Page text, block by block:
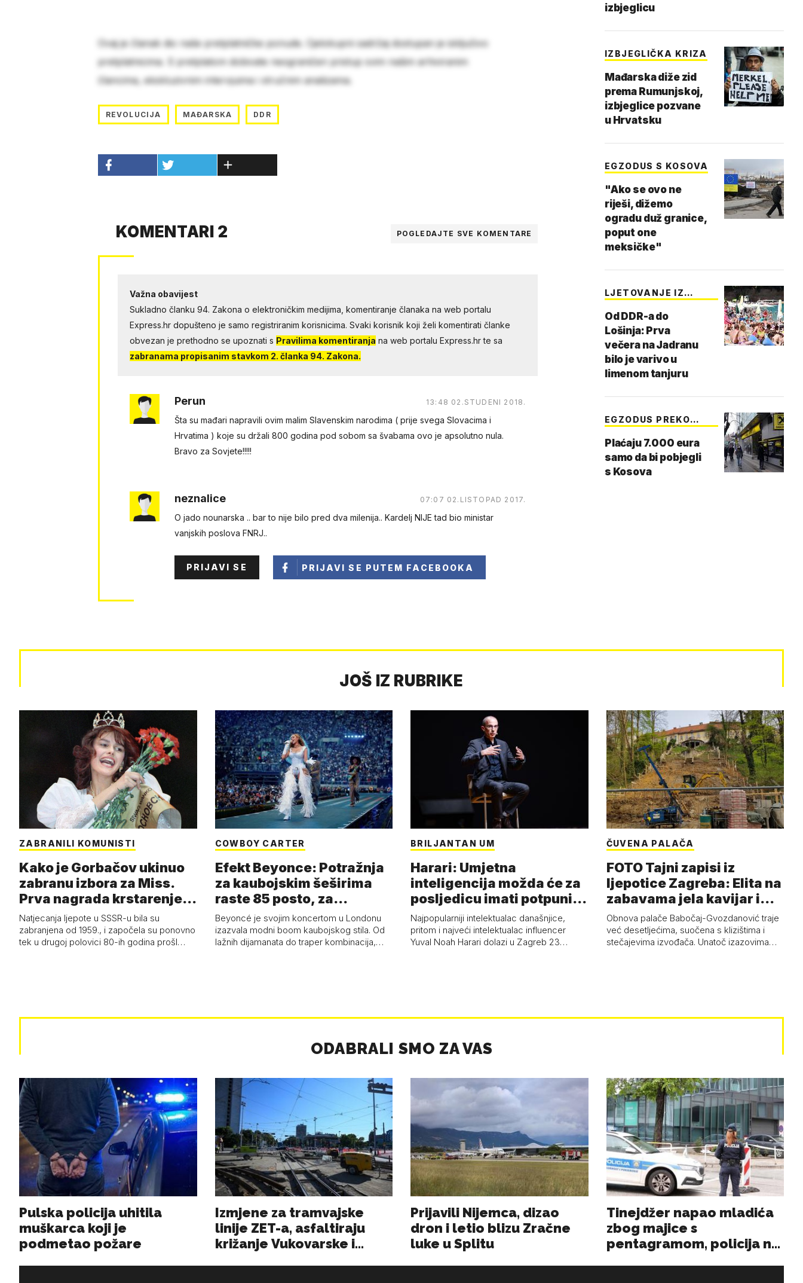
Ovaj je članak dio naše pretplatničke ponude. Cjelokupni sadržaj dostupan je isključivo
pretplatnicima. S pretplatom dobivate neograničen pristup svim našim arhiviranim
člancima, ekskluzivnim intervjuima i stručnim analizama.
REVOLUCIJA MAĐARSKA DDR
KOMENTARI 2 POGLEDAJTE SVE KOMENTARE
Važna obavijest
Sukladno članku 94. Zakona o elektroničkim medijima, komentiranje članaka na web portalu
Express.hr dopušteno je samo registriranim korisnicima. Svaki korisnik koji želi komentirati članke
obvezan je prethodno se upoznati s Pravilima komentiranja na web portalu Express.hr te sa
zabranama propisanim stavkom 2. članka 94. Zakona.
Perun 13:48 02.STUDENI 2018.
Šta su mađari napravili ovim malim Slavenskim narodima ( prije svega Slovacima i
Hrvatima ) koje su držali 800 godina pod sobom sa švabama ovo je apsolutno nula.
Bravo za Sovjete!!!!!
neznalice 07:07 02.LISTOPAD 2017.
O jado nounarska .. bar to nije bilo pred dva milenija.. Kardelj NIJE tad bio ministar
vanjskih poslova FNRJ..
PRIJAVI SE PRIJAVI SE PUTEM FACEBOOKA
izbjeglicu
IZBJEGLIČKA KRIZA
Mađarska diže zid
prema Rumunjskoj,
izbjeglice pozvane
u Hrvatsku
EGZODUS S KOSOVA
"Ako se ovo ne
riješi, dižemo
ogradu duž granice,
poput one
meksičke"
LJETOVANJE IZ
Od DDR-a do
Lošinja: Prva
večera na Jadranu
bilo je varivo u
limenom tanjuru
EGZODUS PREKO
Plaćaju 7.000 eura
samo da bi pobjegli
s Kosova
JOŠ IZ RUBRIKE
ZABRANILI KOMUNISTI
Kako je Gorbačov ukinuo
zabranu izbora za Miss.
Prva nagrada krstarenje
Jadran…
Natjecanja ljepote u SSSR-u bila su
zabranjena od 1959., i započela su ponovno
tek u drugoj polovici 80-ih godina prošl…
COWBOY CARTER
Efekt Beyonce: Potražnja
za kaubojskim šeširima
raste 85 posto, za
čizmama 53 p…
Beyoncé je svojim koncertom u Londonu
izazvala modni boom kaubojskog stila. Od
lažnih dijamanata do traper kombinacija,…
BRILJANTAN UM
Harari: Umjetna
inteligencija možda će za
posljedicu imati potpuni
kolaps čovje…
Najpopularniji intelektualac današnjice,
pritom i najveći intelektualac influencer
Yuval Noah Harari dolazi u Zagreb 23…
ČUVENA PALAČA
FOTO Tajni zapisi iz
ljepotice Zagreba: Elita na
zabavama jela kavijar i
pud…
Obnova palače Babočaj-Gvozdanović traje
već desetljećima, suočena s klizištima i
stečajevima izvođača. Unatoč izazovima…